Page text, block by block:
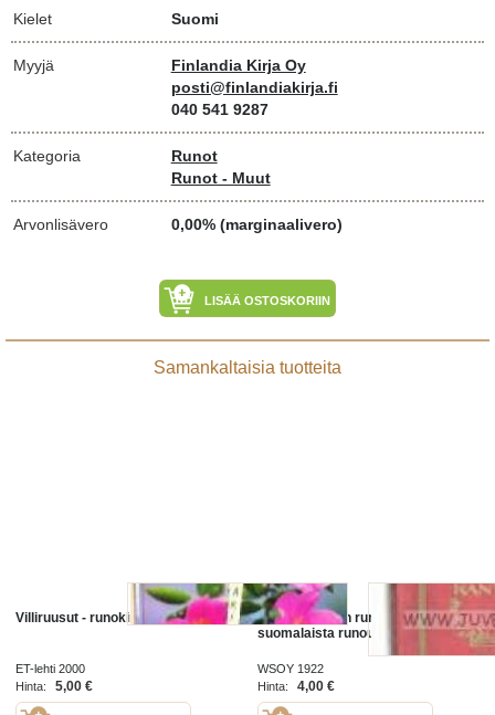
Kielet Suomi
Myyjä
Finlandia Kirja Oy
posti@finlandiakirja.fi
040 541 9287
Kategoria
Runot
Runot - Muut
Arvonlisävero 0,00% (marginaalivero)
LISÄÄ OSTOSKORIIN
Samankaltaisia tuotteita
Villiruusut - runokirja
ET-lehti 2000
Hinta:
5,00 €
Kantele koulun runokirja, valikoima
suomalaista runoutta
WSOY 1922
Hinta:
4,00 €